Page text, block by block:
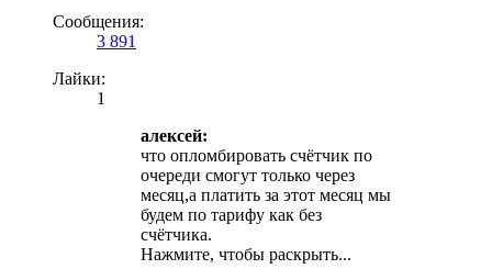
Сообщения:
3 891
Лайки:
1
алексей:
что опломбировать счётчик по
очереди смогут только через
месяц,а платить за этот месяц мы
будем по тарифу как без
счётчика.
Нажмите, чтобы раскрыть...